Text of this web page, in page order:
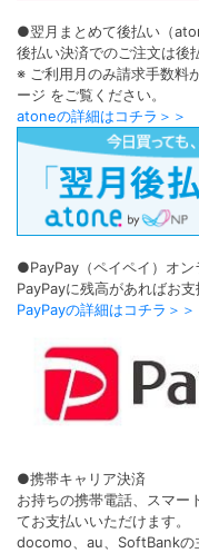
●翌月まとめて後払い（
後払い決済でのご注文は後
※ ご利用月のみ請求手数料
ージ をご覧ください。
atoneの詳細はコチラ＞＞
●PayPay（ペイペイ）オン
PayPayに残高があればお支
PayPayの詳細はコチラ＞＞
●携帯キャリア決済
お持ちの携帯電話、スマー
てお支払いいただけます。
docomo、au、SoftBankの